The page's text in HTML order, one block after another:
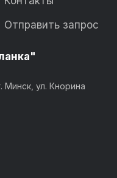
Отправить запрос
Минск, ул. Кнорина